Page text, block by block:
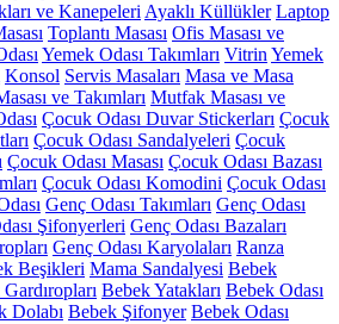
ve Kanepeleri Ayaklı Küllükler Laptop
Toplantı Masası Ofis Masası ve
Yemek Odası Takımları Vitrin Yemek
Konsol Servis Masaları Masa ve Masa
ve Takımları Mutfak Masası ve
Çocuk Odası Duvar Stickerları Çocuk
Çocuk Odası Sandalyeleri Çocuk
Çocuk Odası Masası Çocuk Odası Bazası
Çocuk Odası Komodini Çocuk Odası
Genç Odası Takımları Genç Odası
Şifonyerleri Genç Odası Bazaları
Genç Odası Karyolaları Ranza
Beşikleri Mama Sandalyesi Bebek
Bebek Yatakları Bebek Odası
Dolabı Bebek Şifonyer Bebek Odası